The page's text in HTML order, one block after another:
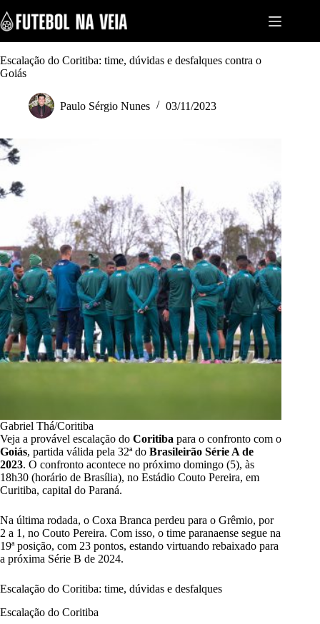
k
i
p
t
o
n
t
Escalação do Coritiba: time, dúvidas e desfalques contra o
Goiás
Paulo Sérgio Nunes 03/11/2023
Gabriel Thá/Coritiba
Veja a provável escalação do Coritiba para o confronto com o
Goiás, partida válida pela 32ª do Brasileirão Série A de
2023. O confronto acontece no próximo domingo (5), às
18h30 (horário de Brasília), no Estádio Couto Pereira, em
Curitiba, capital do Paraná.
Na última rodada, o Coxa Branca perdeu para o Grêmio, por
2 a 1, no Couto Pereira. Com isso, o time paranaense segue na
19ª posição, com 23 pontos, estando virtuando rebaixado para
a próxima Série B de 2024.
Escalação do Coritiba: time, dúvidas e desfalques
Escalação do Coritiba